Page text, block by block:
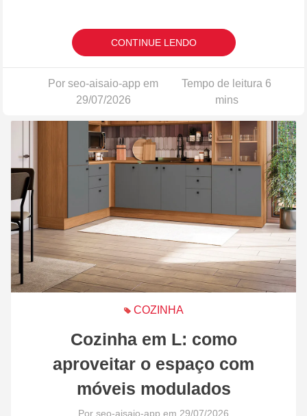
CONTINUE LENDO
Por seo-aisaio-app em
29/07/2026
COZINHA
Cozinha em L: como
aproveitar o espaço com
móveis modulados
Por seo-aisaio-app em 29/07/2026